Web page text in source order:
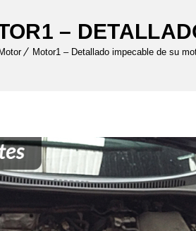
–
Motor Motor1 – Detallado impecable de su